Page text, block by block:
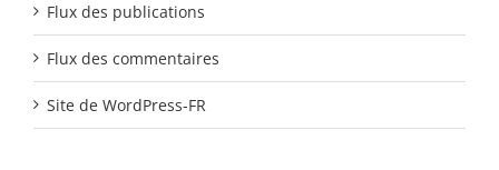
Flux des publications
Flux des commentaires
Site de WordPress-FR